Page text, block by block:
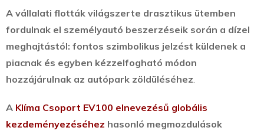
A vállalati flották világszerte drasztikus ütemben
fordulnak el személyautó beszerzéseik során a dízel
meghajtástól: fontos szimbolikus jelzést küldenek a
piacnak és egyben kézzelfogható módon
hozzájárulnak az autópark zöldüléséhez.
A Klíma Csoport EV100 elnevezésű globális
kezdeményezéséhez hasonló megmozdulások